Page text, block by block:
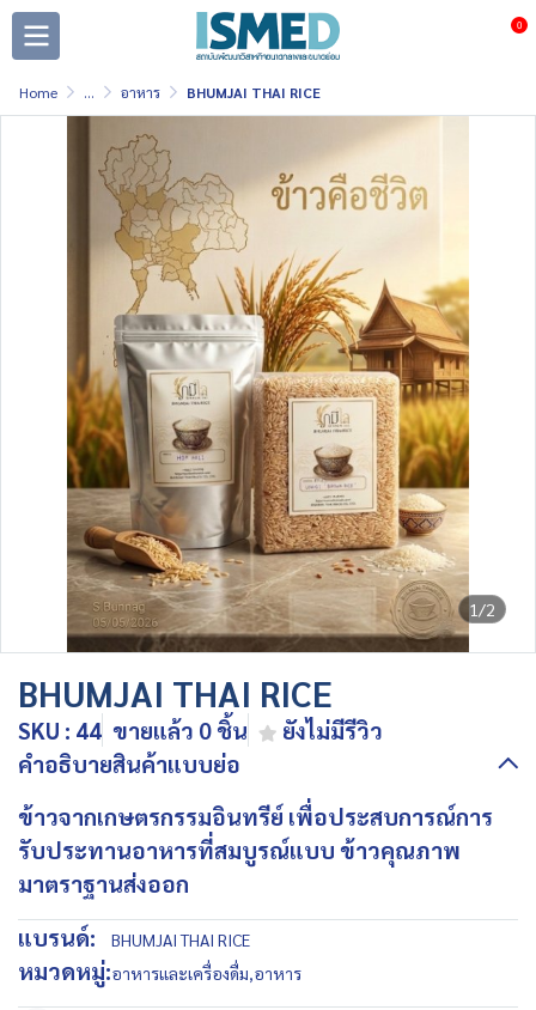
0
Home ... อาหาร BHUMJAI THAI RICE
1/2
BHUMJAI THAI RICE
SKU : 44 ขายแล้ว 0 ชิ้น
ยังไม่มีรีวิว
คำอธิบายสินค้าแบบย่อ
ข้าวจากเกษตรกรรมอินทรีย์ เพื่อประสบการณ์การ
รับประทานอาหารที่สมบูรณ์แบบ ข้าวคุณภาพ
มาตราฐานส่งออก
แบรนด์:
BHUMJAI THAI RICE
หมวดหมู่:อาหารและเครื่องดื่ม,อาหาร